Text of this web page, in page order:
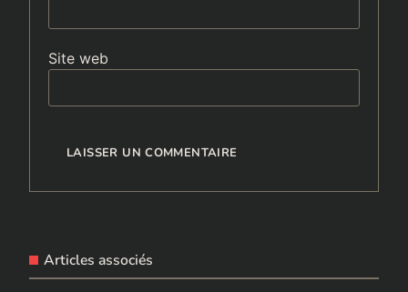
Site web
Articles associés